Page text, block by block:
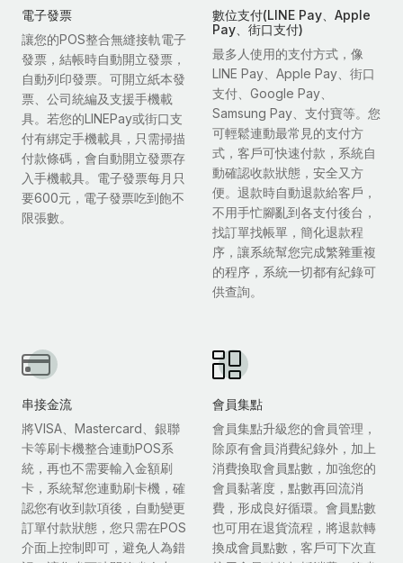
電子發票
讓您的POS整合無縫接軌電子
發票，結帳時自動開立發票，
自動列印發票。可開立紙本發
票、公司統編及支援手機載
具。若您的LINEPay或街口支
付有綁定手機載具，只需掃描
付款條碼，會自動開立發票存
入手機載具。電子發票每月只
要600元，電子發票吃到飽不
限張數。
數位支付(LINE Pay、Apple
Pay、街口支付)
最多人使用的支付方式，像
LINE Pay、Apple Pay、街口
支付、Google Pay、
Samsung Pay、支付寶等。您
可輕鬆連動最常見的支付方
式，客戶可快速付款，系統自
動確認收款狀態，安全又方
便。退款時自動退款給客戶，
不用手忙腳亂到各支付後台，
找訂單找帳單，簡化退款程
序，讓系統幫您完成繁雜重複
的程序，系統一切都有紀錄可
供查詢。
串接金流
將VISA、Mastercard、銀聯
卡等刷卡機整合連動POS系
統，再也不需要輸入金額刷
卡，系統幫您連動刷卡機，確
認您有收到款項後，自動變更
訂單付款狀態，您只需在POS
介面上控制即可，避免人為錯
會員集點
會員集點升級您的會員管理，
除原有會員消費紀錄外，加上
消費換取會員點數，加強您的
會員黏著度，點數再回流消
費，形成良好循環。會員點數
也可用在退貨流程，將退款轉
換成會員點數，客戶可下次直